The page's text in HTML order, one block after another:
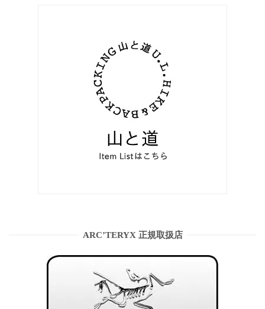
ARC’TERYX 正規取扱店